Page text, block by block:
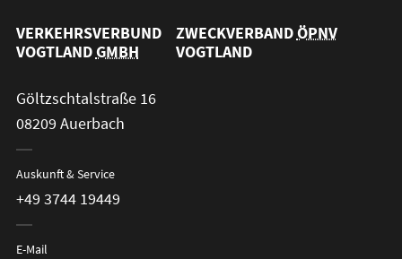
VERKEHRSVERBUND
VOGTLANDGMBH
ZWECKVERBANDÖPNV
VOGTLAND
Göltzschtalstraße 16
08209 Auerbach
Auskunft & Service
+49 3744 19449
E-Mail